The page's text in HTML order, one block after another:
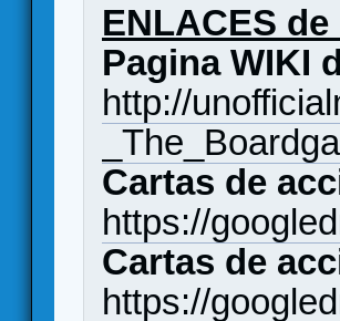
ENLACES
Pagina WIKI
http://
Cartas de
https://
Cartas de
https://